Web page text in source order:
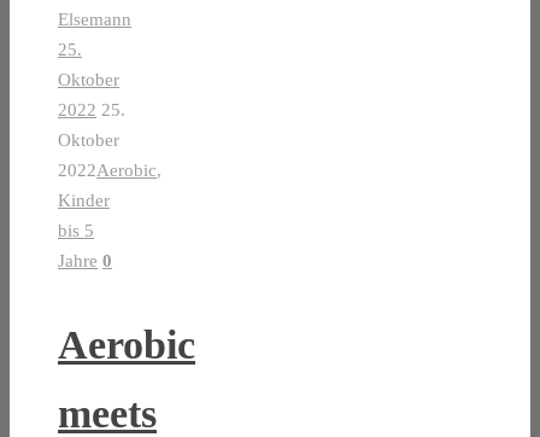
Elsemann
25.
Oktober
2022 25.
Oktober
2022Aerobic,
Kinder
bis 5
Jahre 0
Aerobic
meets